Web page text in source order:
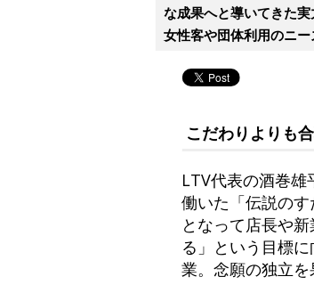
な成果へと導いてきた
女性客や団体利用のニ
こだわりよりも
LTV代表の酒巻
働いた「伝説の
となって店長や
る」という目標
業。念願の独立を